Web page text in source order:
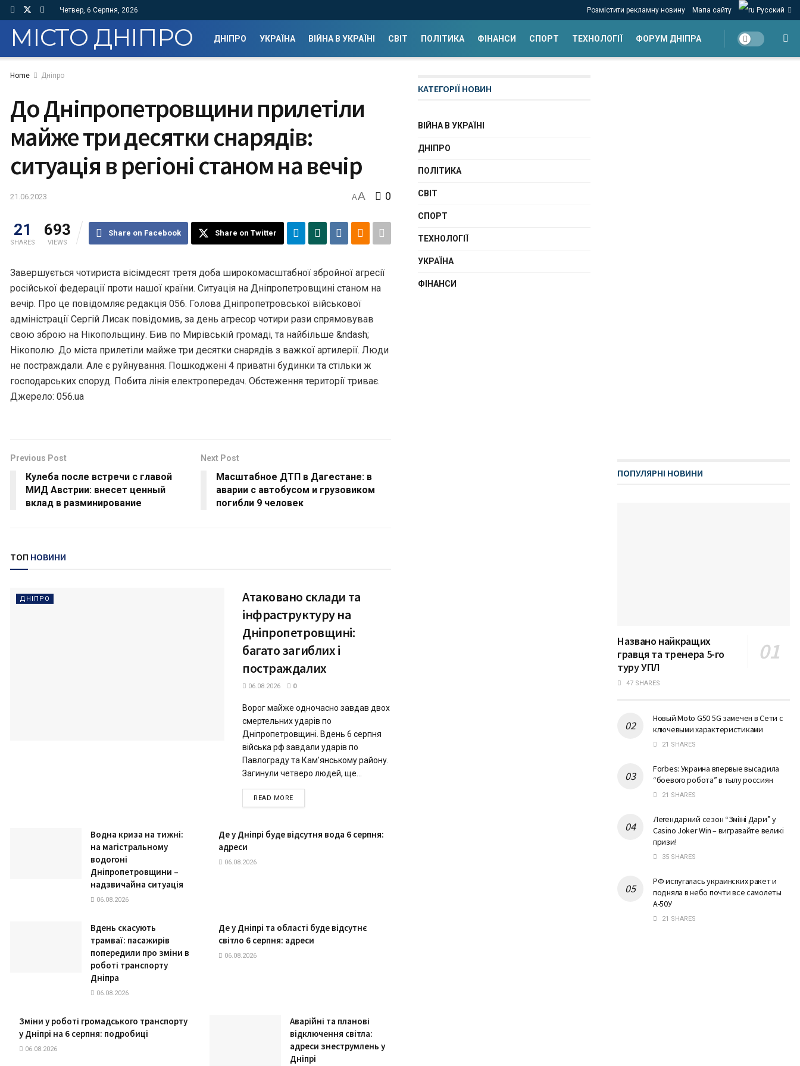
Четвер, 6 Серпня, 2026 Розмістити рекламну новину Мапа сайту Русский
МІСТО ДНІПРО ДНІПРО УКРАЇНА ВІЙНА В УКРАЇНІ СВІТ ПОЛІТИКА ФІНАНСИ СПОРТ ТЕХНОЛОГІЇ ФОРУМ ДНІПРА
Home Дніпро
До Дніпропетровщини прилетіли
майже три десятки снарядів:
ситуація в регіоні станом на вечір
21.06.2023 AA 0
21
SHARES
693
VIEWS
Share on Facebook Share on Twitter
Завершується чотириста вісімдесят третя доба широкомасштабної збройної агресії
російської федерації проти нашої країни. Ситуація на Дніпропетровщині станом на
вечір. Про це повідомляє редакція 056. Голова Дніпропетровської військової
адміністрації Сергій Лисак повідомив, за день агресор чотири рази спрямовував
свою зброю на Нікопольщину. Бив по Мирівській громаді, та найбільше &ndash;
Нікополю. До міста прилетіли майже три десятки снарядів з важкої артилерії. Люди
не постраждали. Але є руйнування. Пошкоджені 4 приватні будинки та стільки ж
господарських споруд. Побита лінія електропередач. Обстеження території триває.
Джерело: 056.ua
Previous Post
Кулеба после встречи с главой
МИД Австрии: внесет ценный
вклад в разминирование
Next Post
Масштабное ДТП в Дагестане: в
аварии с автобусом и грузовиком
погибли 9 человек
ТОП НОВИНИ
ДНІПРО
Атаковано склади та
інфраструктуру на
Дніпропетровщині:
багато загиблих і
постраждалих
06.08.2026 0
Ворог майже одночасно завдав двох
смертельних ударів по
Дніпропетровщині. Вдень 6 серпня
війська рф завдали ударів по
Павлограду та Кам'янському району.
Загинули четверо людей, ще...
READ MOREDETAILS
Водна криза на тижні:
на магістральному
водогоні
Дніпропетровщини –
надзвичайна ситуація
06.08.2026
Де у Дніпрі буде відсутня вода 6 серпня:
адреси
06.08.2026
Вдень скасують
трамваї: пасажирів
попередили про зміни в
роботі транспорту
Дніпра
06.08.2026
Де у Дніпрі та області буде відсутнє
світло 6 серпня: адреси
06.08.2026
Зміни у роботі громадського транспорту
у Дніпрі на 6 серпня: подробиці
06.08.2026
Аварійні та планові
відключення світла:
адреси знеструмлень у
Дніпрі
КАТЕГОРІЇ НОВИН
ВІЙНА В УКРАЇНІ
ДНІПРО
ПОЛІТИКА
СВІТ
СПОРТ
ТЕХНОЛОГІЇ
УКРАЇНА
ФІНАНСИ
ПОПУЛЯРНІ НОВИНИ
Названо найкращих
гравця та тренера 5-го
туру УПЛ
47 SHARES
Новый Moto G50 5G замечен в Сети с
ключевыми характеристиками
21 SHARES
Forbes: Украина впервые высадила
“боевого робота” в тылу россиян
21 SHARES
Легендарний сезон “Змiїнi Дари” у
Casino Joker Win – вигравайте великі
призи!
35 SHARES
РФ испугалась украинских ракет и
подняла в небо почти все самолеты
А-50У
21 SHARES